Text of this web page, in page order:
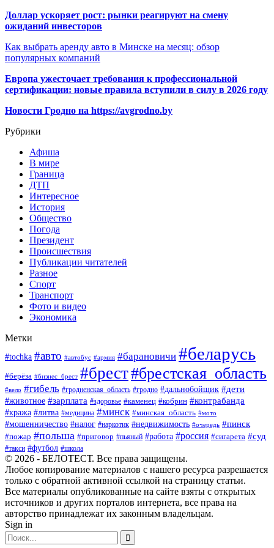
Доллар ускоряет рост: рынки реагируют на смену
ожиданий инвесторов
Как выбрать аренду авто в Минске на месяц: обзор
популярных компаний
Европа ужесточает требования к профессиональной
сертификации: новые правила вступили в силу в 2026 году
Новости Гродно на https://avgrodno.by
Рубрики
Афиша
В мире
Граница
ДТП
Интересное
История
Общество
Погода
Президент
Происшествия
Публикации читателей
Разное
Спорт
Транспорт
Фото и видео
Экономика
Метки
#tochka #авто #автобус #армия #барановичи #беларусь
#берёза #бизнес_брест #брест#брестская_область
#вело #гибель #гродненская_область #гродно #дальнобойщик #дети
#животное #зарплата #здоровье #каменец #кобрин #контрабанда
#кража #литва #медицина #минск #минская_область #мото
#мошенничество #налог #наркотик #недвижимость #очередь #пинск
#пожар #польша #приговор #пьяный #работа #россия #сигарета #суд
#такси #футбол #школа
© 2026 - БЕЛОТЕСТ. Все права защищены.
Любое копирование материалов с нашего ресурса разрешается
только с обратной активной ссылкой на страницу статьи.
Все материалы опубликованные на сайте взяты с открытых
источников и других порталов интернета, все права на
авторство принадлежат их законным владельцам.
Sign in